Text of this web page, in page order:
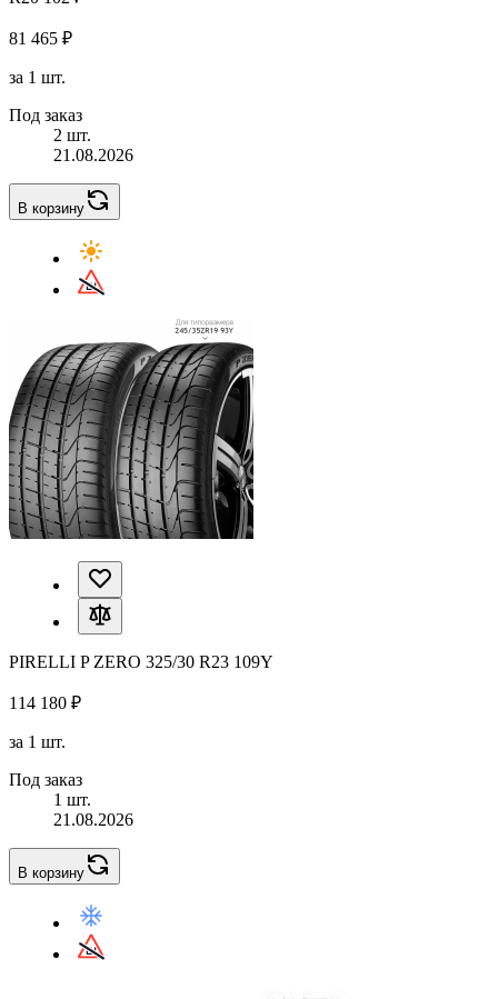
81 465 ₽
за 1 шт.
Под заказ
2 шт.
21.08.2026
В корзину
PIRELLI P ZERO 325/30 R23 109Y
114 180 ₽
за 1 шт.
Под заказ
1 шт.
21.08.2026
В корзину